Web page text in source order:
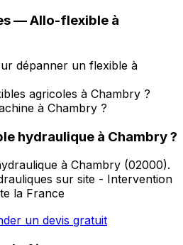
—Allo-flexible à
dépanner un flexible à
agricoles à Chambry ?
à Chambry ?
hydraulique à Chambry?
à Chambry (02000).
sur site - Intervention
la France
un devis gratuit